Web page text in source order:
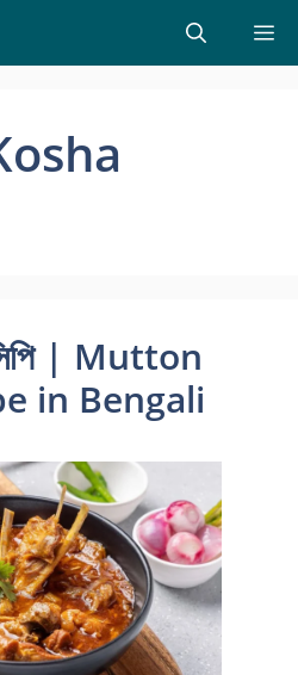
| Mutton
in Bengali